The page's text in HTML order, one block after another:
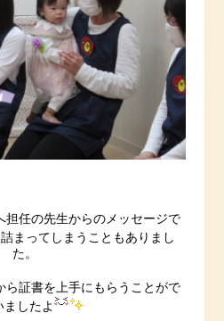
担任の先生からのメッセージで
まってしまうこともありまし
た。
ら証書を上手にもらうことがで
ましたよ